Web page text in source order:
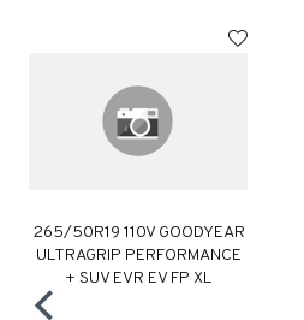
265/50R19 110V GOODYEAR
ULTRAGRIP PERFORMANCE
+ SUV EVR EV FP XL